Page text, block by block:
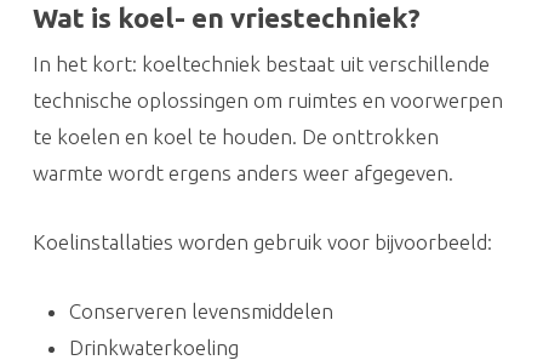
Wat is koel- en vriestechniek?
In het kort: koeltechniek bestaat uit verschillende
technische oplossingen om ruimtes en voorwerpen
te koelen en koel te houden. De onttrokken
warmte wordt ergens anders weer afgegeven.
Koelinstallaties worden gebruik voor bijvoorbeeld:
Conserveren levensmiddelen
Drinkwaterkoeling